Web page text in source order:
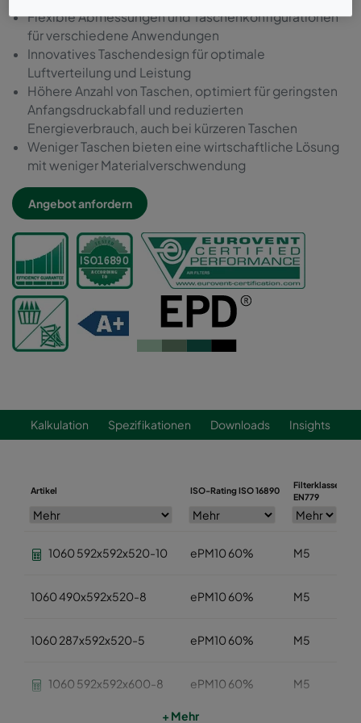
Flexible Abmessungen und Taschenkonfigurationen
für verschiedene Anwendungen
Innovatives Taschendesign für optimale
Luftverteilung und Leistung
Höhere Anzahl von Taschen, optimiert für geringsten
Anfangsdruckabfall und reduzierten
Energieverbrauch, auch bei kürzeren Taschen
Weniger Taschen bieten eine wirtschaftliche Lösung
mit weniger Materialverschwendung
Angebot anfordern
Kalkulation Spezifikationen Downloads Insights
Artikel ISO-Rating ISO 16890
Filterklasse
EN779
1060 592x592x520-10 ePM10 60% M5
1060 490x592x520-8 ePM10 60% M5
1060 287x592x520-5 ePM10 60% M5
1060 592x592x600-8 ePM10 60% M5
+ Mehr